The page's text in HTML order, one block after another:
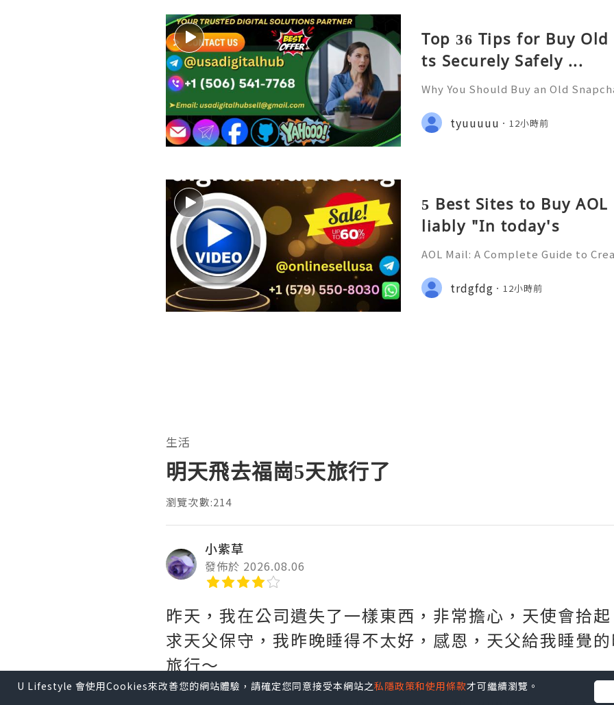
Top 36 Tips for Buy
ts Securely Safely ...
Why You Should Buy an Old
tsApp: +1 (506) 541-7768
ub 🎮✨💎🌐🚀⭐ Discord:
tyuuuuu 12小時前
5 Best Sites to Buy
liably "In today's
AOL Mail: A Complete Guide to
Online Support 24/7 🚀📡💬📱🛸👑
a 🎮💻👨‍💻🎙️🔥👑 Discord ➜ Account
trdgfdg 12小時前
生活
明天飛去福崗5天旅行了
瀏覽次數:214
小紫草
發佈於 2026.08.06
昨天，我在公司遺失了一樣東西，非常擔心，天使會拾
求天父保守，我昨晚睡得不太好，感恩，天父給我睡覺
旅行～
U Lifestyle 會使用Cookies來改善您的網站體驗，請確定您同意接受本網站之私隱政策和使用條款才可繼續瀏覽。